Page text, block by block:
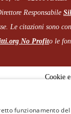
Responsabile
Le citazioni sono
No Profito le
Cookie
funzionamento